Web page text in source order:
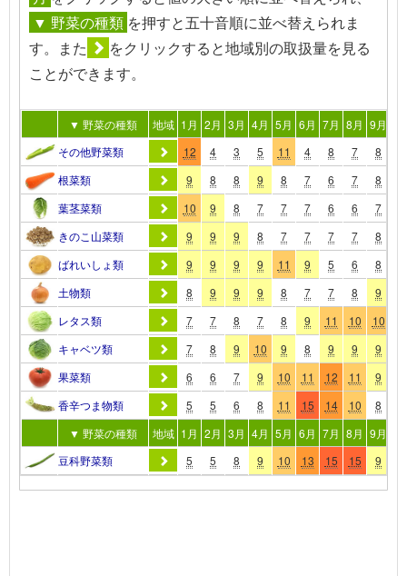
▼ 野菜の種類 を押すと五十音順に並べ替えられま
す。また
をクリックすると地域別の取扱量を見る
ことができます。
▼ 野菜の種類 地域 1月 2月 3月 4月 5月 6月 7月 8月 9月
その他野菜類
12 4 3 5 11 4 8 7 8
根菜類
9 8 8 9 8 7 6 7 8
葉茎菜類
10 9 8 7 7 7 6 6 7
きのこ山菜類
9 9 9 8 7 7 7 7 8
ばれいしょ類
9 9 9 9 11 9 5 6 8
土物類
8 9 9 9 8 7 7 8 9
レタス類
7 7 8 7 8 9 11 10 10
キャベツ類
7 8 9 10 9 8 9 9 9
果菜類
6 6 7 9 10 11 12 11 9
香辛つま物類
5 5 6 8 11 15 14 10 8
▼ 野菜の種類
地域 1月 2月 3月 4月 5月 6月 7月 8月 9月
豆科野菜類
5 5 8 9 10 13 15 15 9